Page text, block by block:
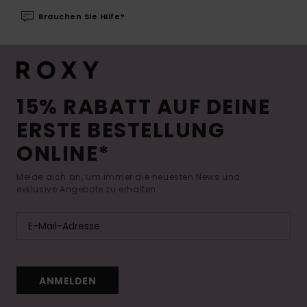
Brauchen Sie Hilfe?
15% RABATT AUF DEINE
ERSTE BESTELLUNG
ONLINE*
Melde dich an, um immer die neuesten News und
exklusive Angebote zu erhalten.
ANMELDEN